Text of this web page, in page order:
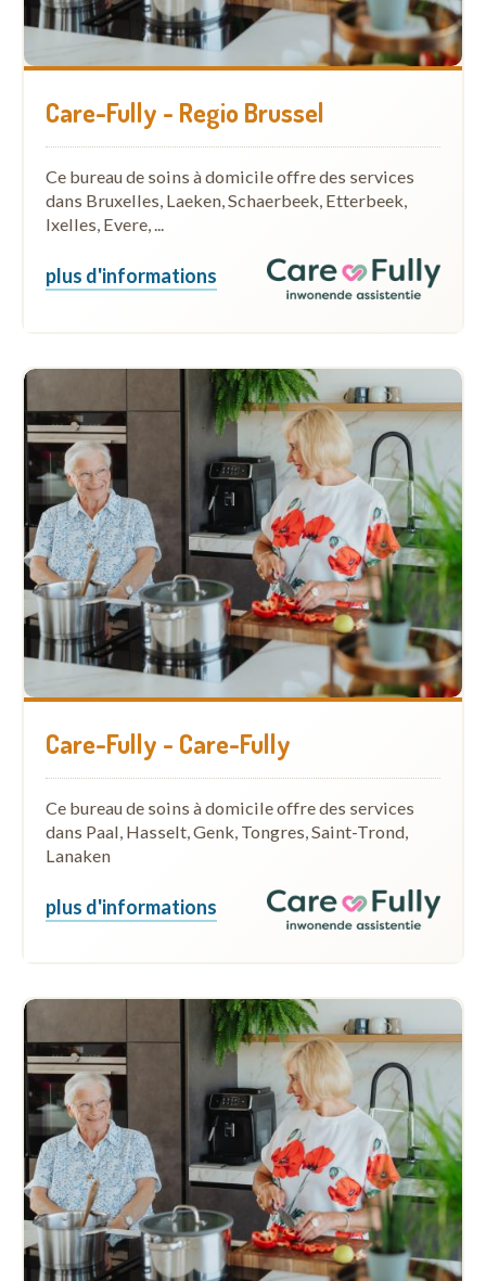
Care-Fully - Regio Brussel
Ce bureau de soins à domicile offre des services
dans Bruxelles, Laeken, Schaerbeek, Etterbeek,
Ixelles, Evere, ...
plus d'informations
Care-Fully - Care-Fully
Ce bureau de soins à domicile offre des services
dans Paal, Hasselt, Genk, Tongres, Saint-Trond,
Lanaken
plus d'informations